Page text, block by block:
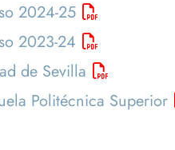
2024-25
2023-24
de Sevilla
Politécnica Superior